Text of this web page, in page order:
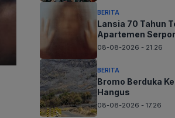
BERITA
Lansia 70 Tahun
Apartemen
08-08-2026 - 21.26
BERITA
Bromo Berduka
Hangus
08-08-2026 - 17.26